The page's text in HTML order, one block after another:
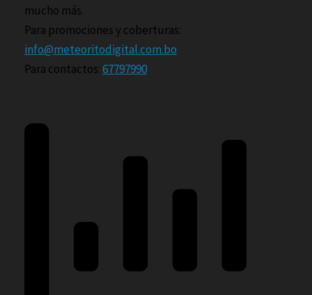
mucho más.
Para promociones y coberturas:
info@meteoritodigital.com.bo
Para contactos:67797990